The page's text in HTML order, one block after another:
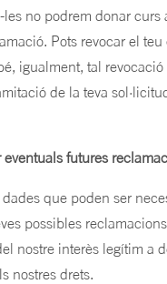
no podrem donar curs
Pots revocar el
igualment, tal
de la teva
eventuals futures
que poden ser
possibles
nostre interès legítim a
nostres drets.